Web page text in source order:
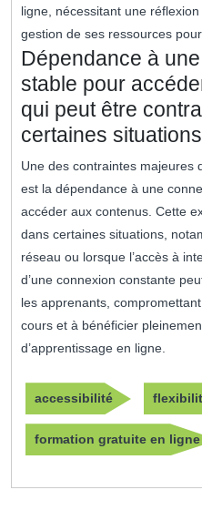
ligne, nécessitant une
gestion de ses ressources
Dépendance à
stable pour
qui peut être
certaines
Une des contraintes majeures
est la dépendance à une
accéder aux contenus. Cette
dans certaines situations,
réseau ou lorsque l’accès à
d’une connexion constante
les apprenants,
cours et à bénéficier
d’apprentissage en ligne.
accessibilité
formation gratuite en ligne